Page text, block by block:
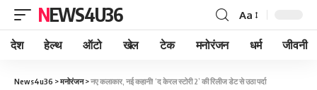
NEWS4U36 Aa
देश हेल्थ ऑटो खेल टेक मनोरंजन धर्म जीवनी
News4u36 >मनोरंजन>नए कलाकार, नई कहानी! ‘द केरल स्टोरी 2’ की रिलीज डेट से उठा पर्दा